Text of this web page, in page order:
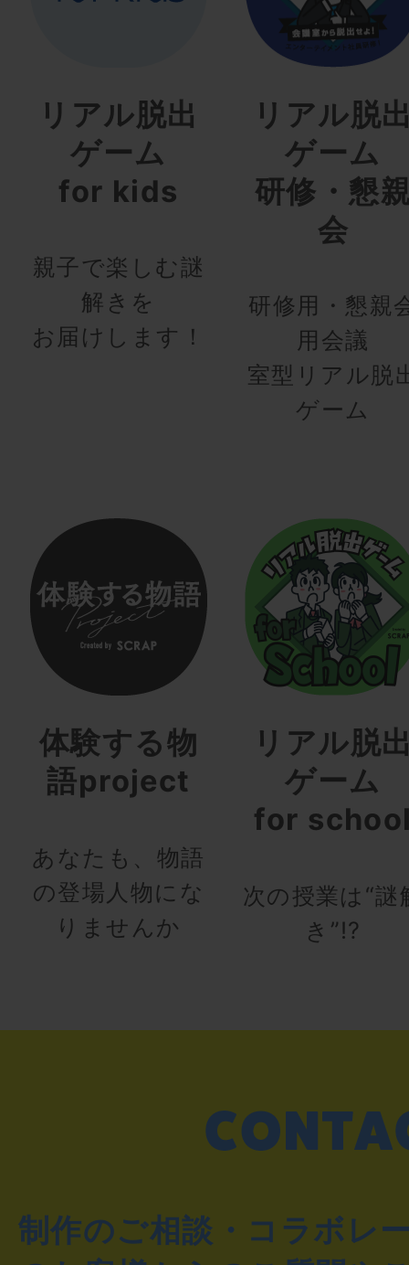
リアル脱出
ゲーム
for kids
親子で楽しむ謎
解きを
お届けします！
リアル脱
ゲーム
研修・懇
会
研修用・懇親
用会議
室型リアル脱
ゲーム
体験する物
語project
あなたも、物語
の登場人物にな
りませんか
リアル脱
ゲーム
for
次の授業は“謎
き”!?
制作のご相談・コラボレ